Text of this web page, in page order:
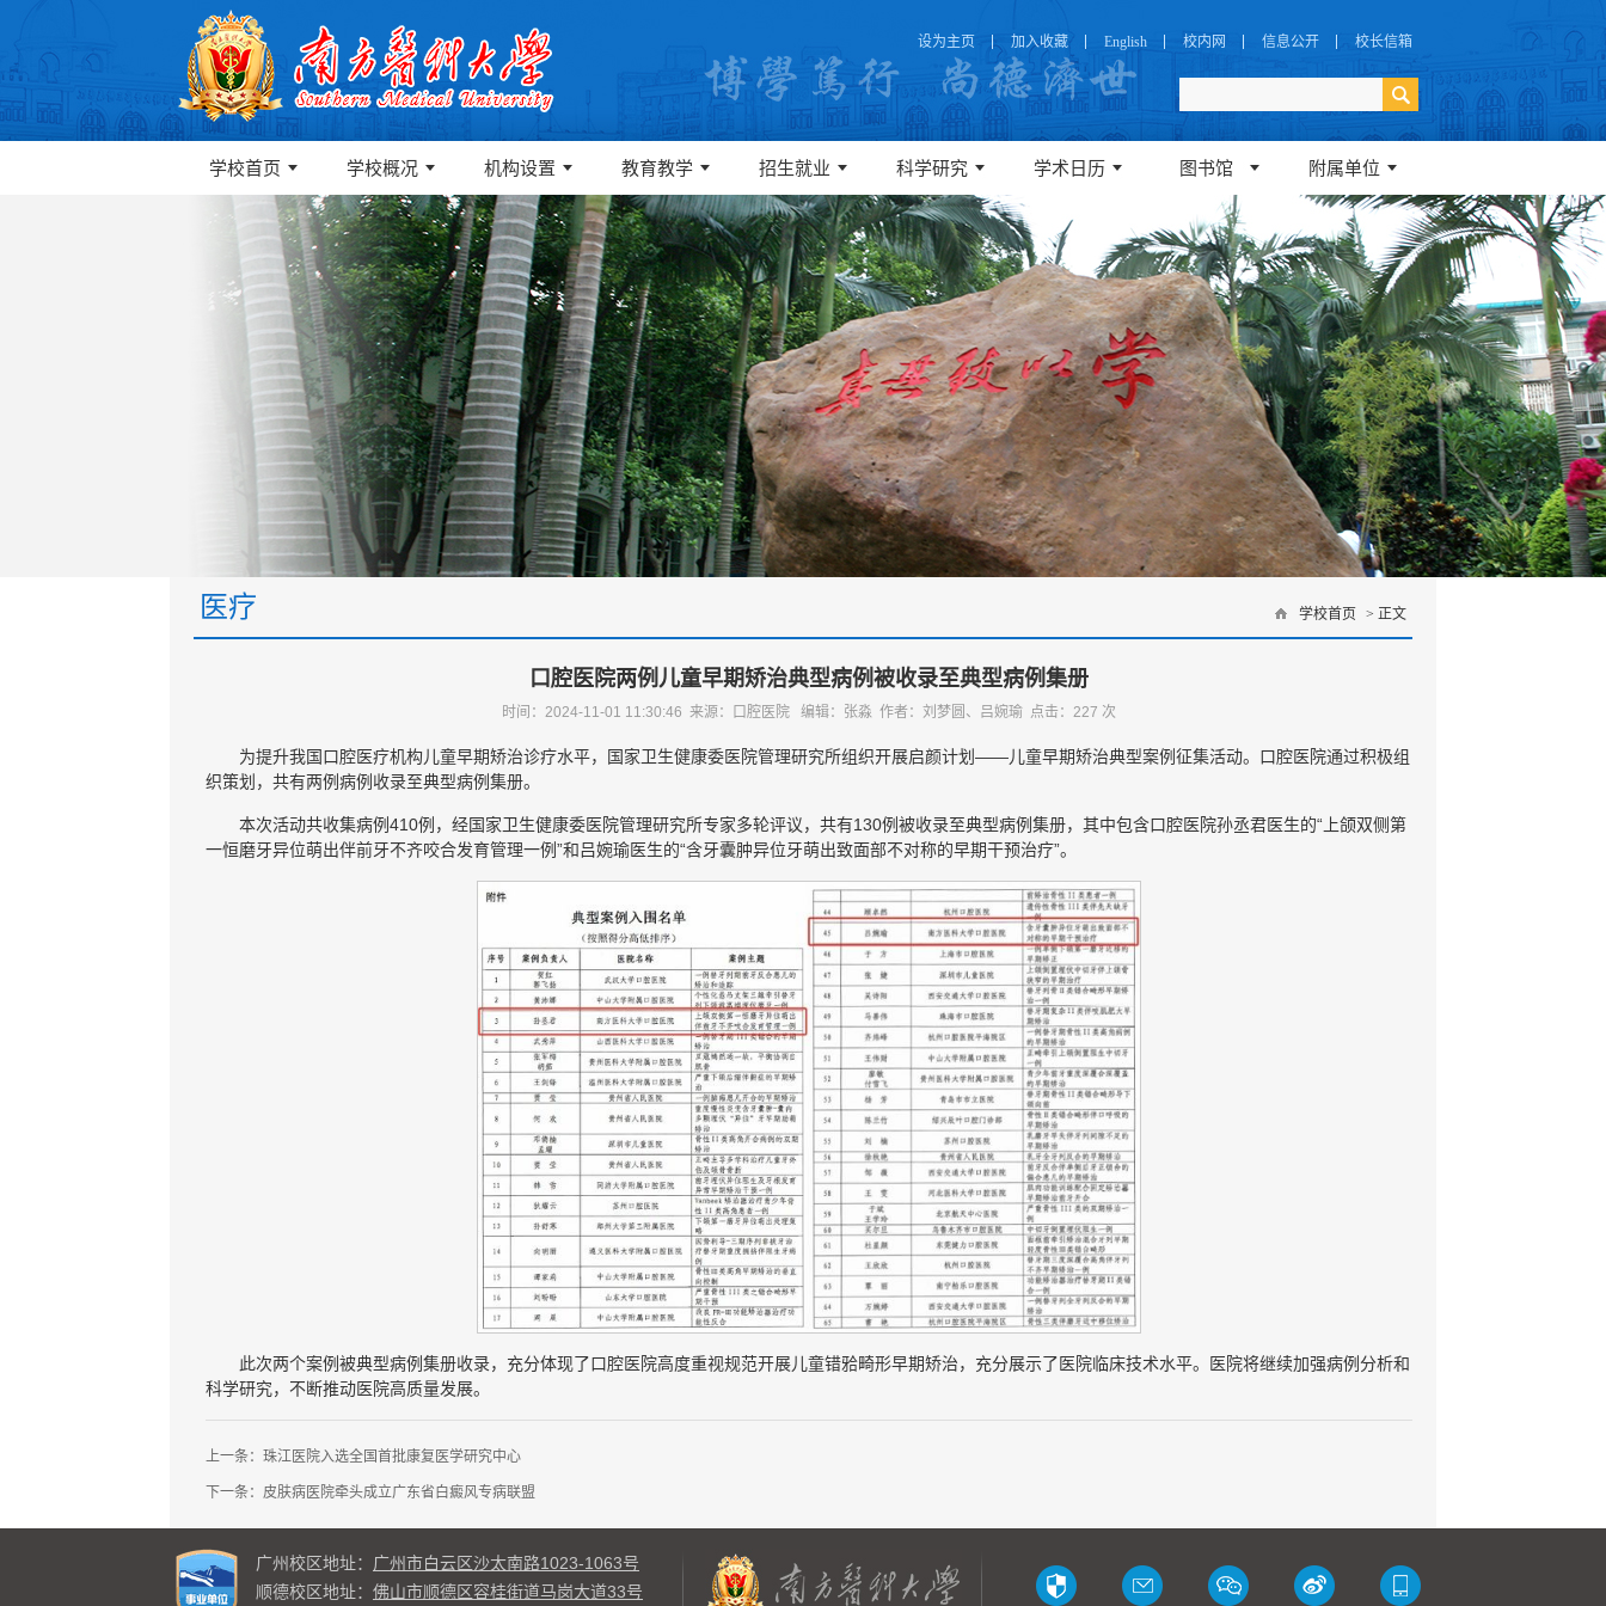
设为主页 加入收藏 English 校内网 信息公开 校长信箱
学校首页 学校概况 机构设置 教育教学 招生就业 科学研究 学术日历 图书馆 附属单位
医疗 学校首页 > 正文
口腔医院两例儿童早期矫治典型病例被收录至典型病例集册
时间：2024-11-01 11:30:46 来源：口腔医院 编辑：张淼 作者：刘梦圆、吕婉瑜 点击： 227 次
为提升我国口腔医疗机构儿童早期矫治诊疗水平，国家卫生健康委医院管理研究所组织开展启颜计划——儿童早期矫治典型案例征集活动。口腔医院通过积极组
织策划，共有两例病例收录至典型病例集册。
本次活动共收集病例410例，经国家卫生健康委医院管理研究所专家多轮评议，共有130例被收录至典型病例集册，其中包含口腔医院孙丞君医生的“上颌双侧第
一恒磨牙异位萌出伴前牙不齐咬合发育管理一例”和吕婉瑜医生的“含牙囊肿异位牙萌出致面部不对称的早期干预治疗”。
此次两个案例被典型病例集册收录，充分体现了口腔医院高度重视规范开展儿童错𬌗畸形早期矫治，充分展示了医院临床技术水平。医院将继续加强病例分析和
科学研究，不断推动医院高质量发展。
上一条： 珠江医院入选全国首批康复医学研究中心
下一条： 皮肤病医院牵头成立广东省白癜风专病联盟
广州校区地址： 广州市白云区沙太南路1023-1063号
顺德校区地址： 佛山市顺德区容桂街道马岗大道33号